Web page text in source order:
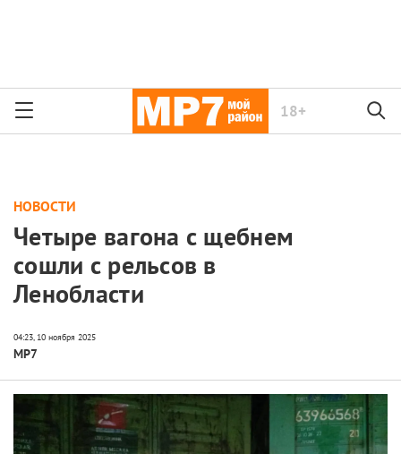
18+
НОВОСТИ
Четыре вагона с щебнем
сошли с рельсов в
Ленобласти
МР7